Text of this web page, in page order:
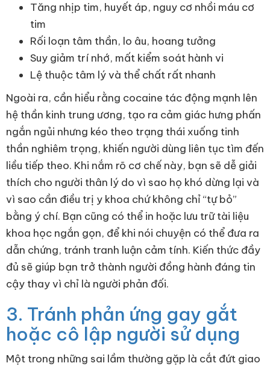
Tăng nhịp tim, huyết áp, nguy cơ nhồi máu cơ
tim
Rối loạn tâm thần, lo âu, hoang tưởng
Suy giảm trí nhớ, mất kiểm soát hành vi
Lệ thuộc tâm lý và thể chất rất nhanh
Ngoài ra, cần hiểu rằng cocaine tác động mạnh lên
hệ thần kinh trung ương, tạo ra cảm giác hưng phấn
ngắn ngủi nhưng kéo theo trạng thái xuống tinh
thần nghiêm trọng, khiến người dùng liên tục tìm đến
liều tiếp theo. Khi nắm rõ cơ chế này, bạn sẽ dễ giải
thích cho người thân lý do vì sao họ khó dừng lại và
vì sao cần điều trị y khoa chứ không chỉ “tự bỏ”
bằng ý chí. Bạn cũng có thể in hoặc lưu trữ tài liệu
khoa học ngắn gọn, để khi nói chuyện có thể đưa ra
dẫn chứng, tránh tranh luận cảm tính. Kiến thức đầy
đủ sẽ giúp bạn trở thành người đồng hành đáng tin
cậy thay vì chỉ là người phản đối.
3. Tránh phản ứng gay gắt
hoặc cô lập người sử dụng
Một trong những sai lầm thường gặp là cắt đứt giao